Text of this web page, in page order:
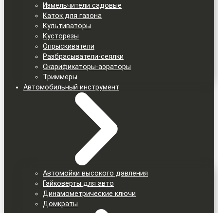
Измельчители садовые
Каток для газона
Культиваторы
Кусторезы
Опрыскиватели
Разбрасыватели-сеялки
Скарификаторы-аэраторы
Триммеры
Автомобильный инструмент
Автомойки высокого давления
Гайковерты для авто
Динамометрические ключи
Домкраты